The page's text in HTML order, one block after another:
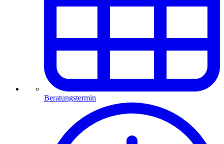
Beratungstermin